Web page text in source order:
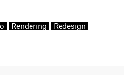
Rendering Redesign